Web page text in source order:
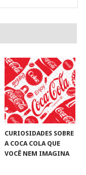
CURIOSIDADES SOBRE
A COCA COLA QUE
VOCÊ NEM IMAGINA